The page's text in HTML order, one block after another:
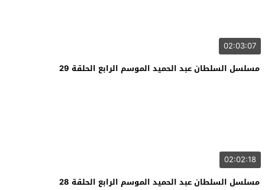
02:03:07
مسلسل السلطان عبد الحميد الموسم الرابع الحلقة 29
02:02:18
مسلسل السلطان عبد الحميد الموسم الرابع الحلقة 28